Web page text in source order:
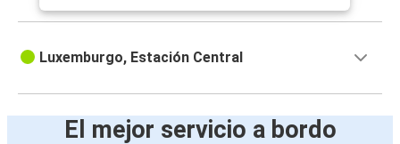
Luxemburgo, Estación Central
El mejor servicio a bordo